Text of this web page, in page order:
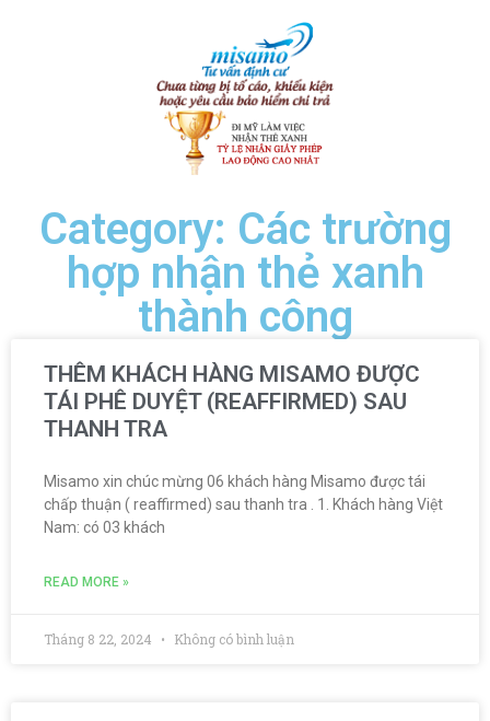
Category: Các trường
hợp nhận thẻ xanh
thành công
THÊM KHÁCH HÀNG MISAMO ĐƯỢC
TÁI PHÊ DUYỆT (REAFFIRMED) SAU
THANH TRA
Misamo xin chúc mừng 06 khách hàng Misamo được tái
chấp thuận ( reaffirmed) sau thanh tra . 1. Khách hàng Việt
Nam: có 03 khách
READ MORE »
Tháng 8 22, 2024 Không có bình luận